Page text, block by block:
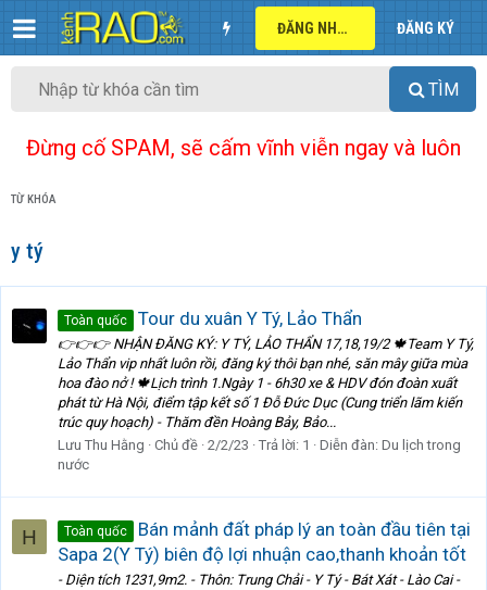
ĐĂNG NHẬP ĐĂNG KÝ
TÌM
Đừng cố SPAM, sẽ cấm vĩnh viễn ngay và luôn
TỪ KHÓA
y tý
Toàn quốc Tour du xuân Y Tý, Lảo Thẩn
👉👉👉 NHẬN ĐĂNG KÝ: Y TÝ, LẢO THẨN 17,18,19/2 🍁Team Y Tý,
Lảo Thẩn vip nhất luôn rồi, đăng ký thôi bạn nhé, săn mây giữa mùa
hoa đào nở ! 🍁Lịch trình 1.Ngày 1 - 6h30 xe & HDV đón đoàn xuất
phát từ Hà Nội, điểm tập kết số 1 Đỗ Đức Dục (Cung triển lãm kiến
trúc quy hoạch) - Thăm đền Hoàng Bảy, Bảo...
Lưu Thu Hằng
Chủ đề 2/2/23 Trả lời: 1 Diễn đàn: Du lịch trong
nước
H Toàn quốc
Bán mảnh đất pháp lý an toàn đầu tiên tại
Sapa 2(Y Tý) biên độ lợi nhuận cao,thanh khoản tốt
- Diện tích 1231,9m2. - Thôn: Trung Chải - Y Tý - Bát Xát - Lào Cai -